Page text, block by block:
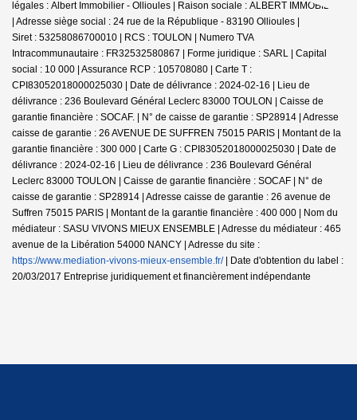
légales : Albert Immobilier - Ollioules | Raison sociale : ALBERT IMMOBILIER
| Adresse siège social : 24 rue de la République - 83190 Ollioules |
Siret : 53258086700010 | RCS : TOULON | Numero TVA
Intracommunautaire : FR32532580867 | Forme juridique : SARL | Capital
social : 10 000 | Assurance RCP : 105708080 | Carte T :
CPI83052018000025030 | Date de délivrance : 2024-02-16 | Lieu de
délivrance : 236 Boulevard Général Leclerc 83000 TOULON | Caisse de
garantie financière : SOCAF. | N° de caisse de garantie : SP28914 | Adresse
caisse de garantie : 26 AVENUE DE SUFFREN 75015 PARIS | Montant de la
garantie financière : 300 000 | Carte G : CPI83052018000025030 | Date de
délivrance : 2024-02-16 | Lieu de délivrance : 236 Boulevard Général
Leclerc 83000 TOULON | Caisse de garantie financière : SOCAF | N° de
caisse de garantie : SP28914 | Adresse caisse de garantie : 26 avenue de
Suffren 75015 PARIS | Montant de la garantie financière : 400 000 | Nom du
médiateur : SASU VIVONS MIEUX ENSEMBLE | Adresse du médiateur : 465
avenue de la Libération 54000 NANCY | Adresse du site :
https://www.mediation-vivons-mieux-ensemble.fr/| Date d'obtention du label :
20/03/2017 Entreprise juridiquement et financièrement indépendante